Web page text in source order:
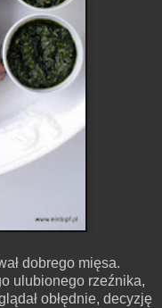
dobrego mięsa.
ulubionego rzeźnika,
obłędnie, decyzję